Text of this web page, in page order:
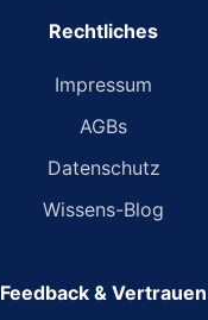
Rechtliches
Impressum
AGBs
Datenschutz
Wissens-Blog
Feedback & Vertrauen